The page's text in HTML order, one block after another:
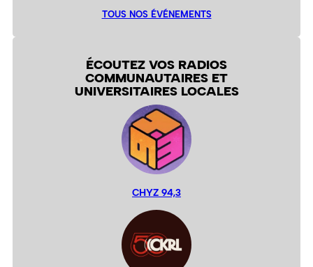
TOUS NOS ÉVÉNEMENTS
ÉCOUTEZ VOS RADIOS
COMMUNAUTAIRES ET
UNIVERSITAIRES LOCALES
CHYZ 94,3